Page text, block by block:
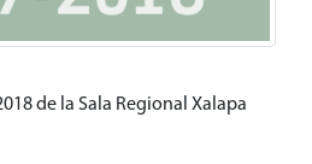
de la Sala Regional Xalapa